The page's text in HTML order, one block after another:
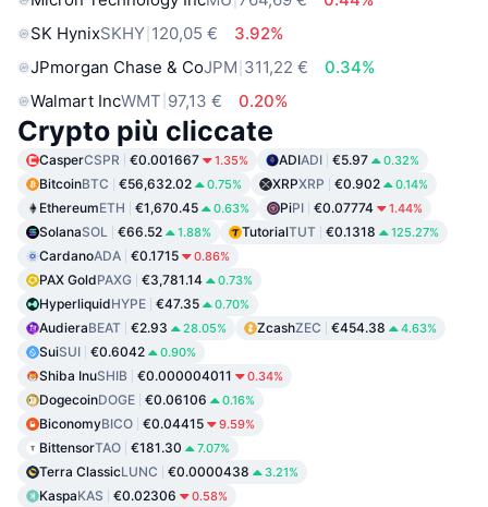
SK HynixSKHY 120,05 €
3.92%
JPmorgan Chase & CoJPM 311,22 €
0.34%
Walmart IncWMT 97,13 € 0.20%
Crypto più cliccate
CasperCSPR €0.001667 1.35% ADIADI €5.97 0.32%
BitcoinBTC €56,632.02 0.75% XRPXRP €0.902 0.14%
EthereumETH €1,670.45 0.63% PiPI €0.07774 1.44%
SolanaSOL €66.52 1.88% TutorialTUT €0.1318 125.27%
CardanoADA €0.1715 0.86%
PAX GoldPAXG €3,781.14 0.73%
HyperliquidHYPE €47.35 0.70%
AudieraBEAT €2.93 28.05% ZcashZEC €454.38 4.63%
SuiSUI €0.6042 0.90%
Shiba InuSHIB €0.000004011 0.34%
DogecoinDOGE €0.06106 0.16%
BiconomyBICO €0.04415 9.59%
BittensorTAO €181.30 7.07%
Terra ClassicLUNC €0.0000438 3.21%
KaspaKAS €0.02306 0.58%